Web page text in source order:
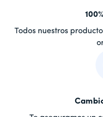
Todos nuestros